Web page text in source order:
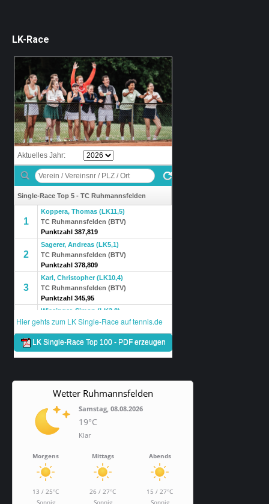
LK-Race
Wetter Ruhmannsfelden
Samstag, 08.08.2026
19°C
Klar
Morgens
13 / 25°C
Sonnig
Mittags
26 / 27°C
Sonnig
Abends
15 / 27°C
Sonnig